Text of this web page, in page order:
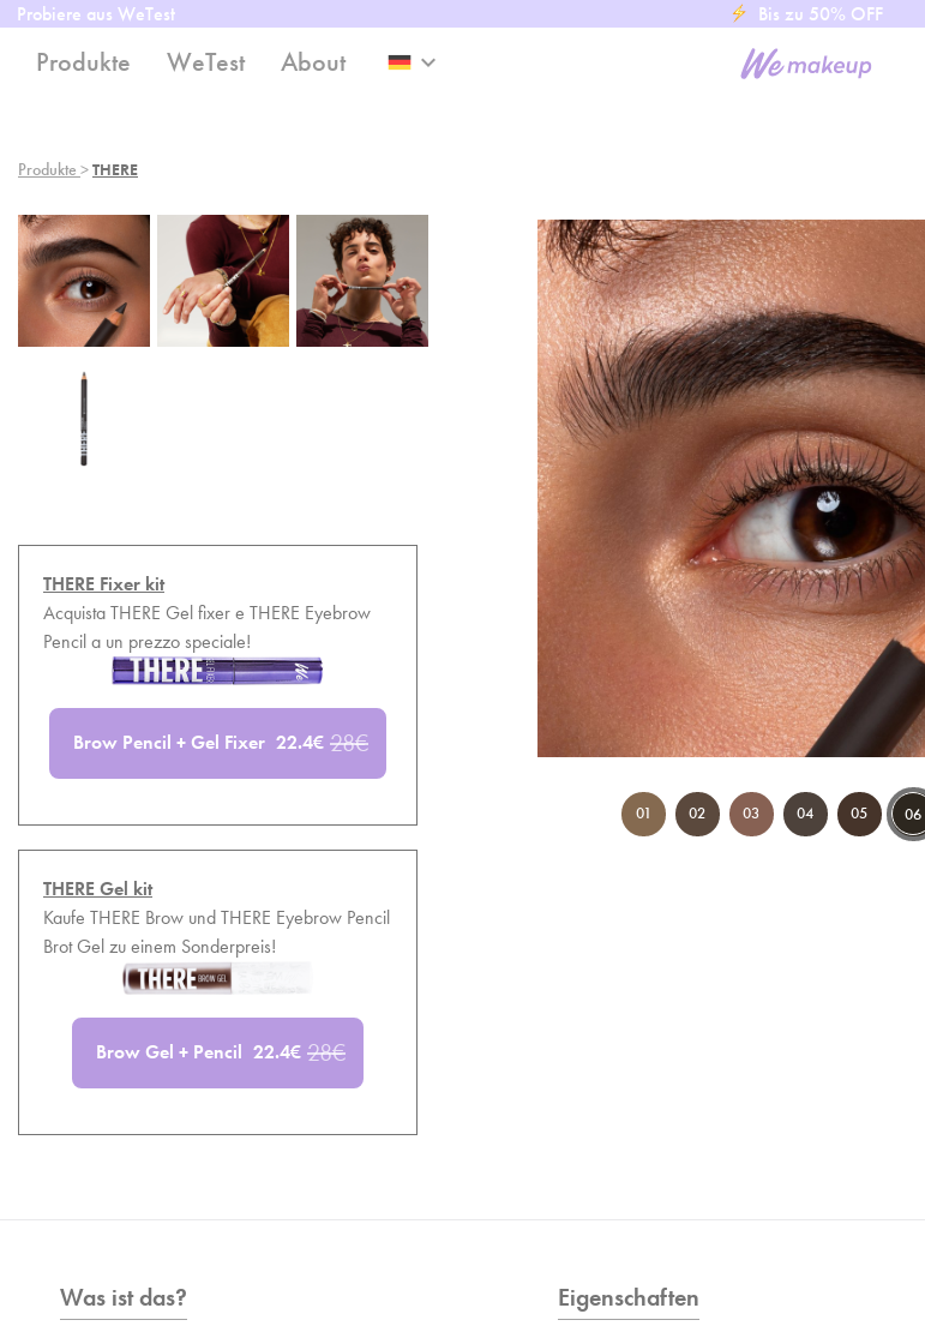
Probiere aus WeTest Bis zu 50% OFF
Produkte WeTest About keyboard_arrow_down
Produkte >THERE
THERE Fixer kit
Acquista THERE Gel fixer e THERE Eyebrow
Pencil a un prezzo speciale!
Brow Pencil + Gel Fixer 28€
22.4€
THERE Gel kit
Kaufe THERE Brow und THERE Eyebrow Pencil
Brot Gel zu einem Sonderpreis!
Brow Gel + Pencil 28€
22.4€
01 02 03 04 05 06
Was ist das? Eigenschaften